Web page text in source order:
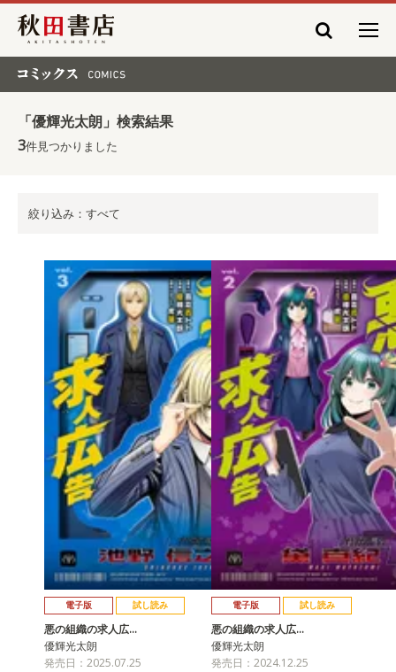
秋田書店
「優輝光太朗」検索結果
3件見つかりました
絞り込み：すべて
電子版 試し読み
悪の組織の求人広…
優輝光太朗
発売日：2025.07.25
電子版 試し読み
悪の組織の求人広…
優輝光太朗
発売日：2024.12.25